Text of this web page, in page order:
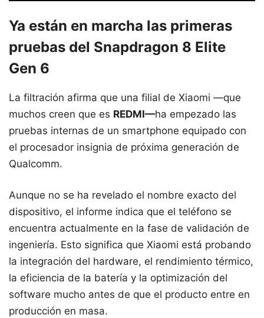
Ya están en marcha las primeras
pruebas del Snapdragon 8 Elite
Gen 6
La filtración afirma que una filial de Xiaomi —que
muchos creen que es REDMI—ha empezado las
pruebas internas de un smartphone equipado con
el procesador insignia de próxima generación de
Qualcomm.
Aunque no se ha revelado el nombre exacto del
dispositivo, el informe indica que el teléfono se
encuentra actualmente en la fase de validación de
ingeniería. Esto significa que Xiaomi está probando
la integración del hardware, el rendimiento térmico,
la eficiencia de la batería y la optimización del
software mucho antes de que el producto entre en
producción en masa.